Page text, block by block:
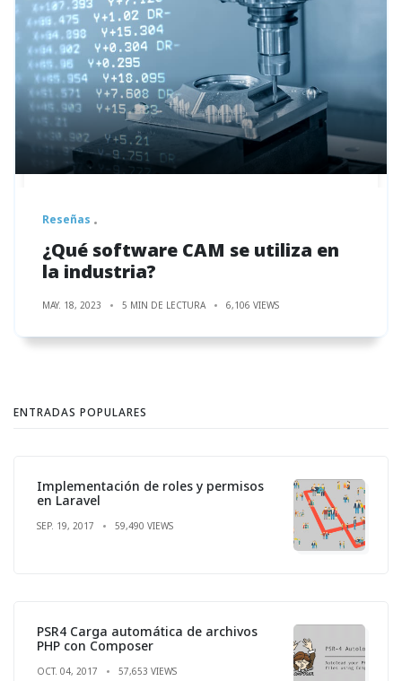
Reseñas
¿Qué software CAM se utiliza en
la industria?
MAY. 18, 2023 5 MIN DE LECTURA 6,106 VIEWS
ENTRADAS POPULARES
Implementación de roles y permisos
en Laravel
SEP. 19, 2017 59,490 VIEWS
PSR4 Carga automática de archivos
PHP con Composer
OCT. 04, 2017 57,653 VIEWS